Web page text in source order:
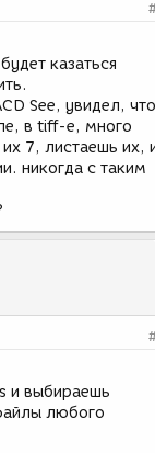
казаться
See, увидел, что
в tiff-e, много
7, листаешь их,
никогда с таким
и выбираешь
любого